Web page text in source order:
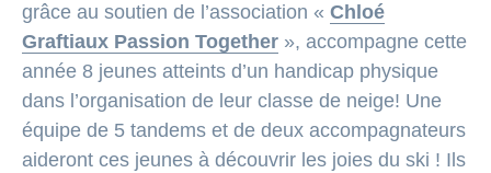
grâce au soutien de l’association « Chloé
Graftiaux Passion Together », accompagne cette
année 8 jeunes atteints d’un handicap physique
dans l’organisation de leur classe de neige! Une
équipe de 5 tandems et de deux accompagnateurs
aideront ces jeunes à découvrir les joies du ski ! Ils